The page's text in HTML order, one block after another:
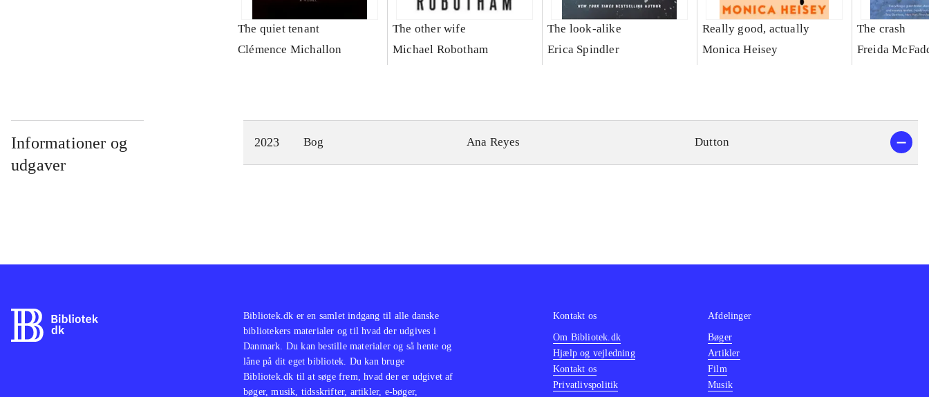
The quiet tenant
Clémence Michallon
The other wife
Michael Robotham
The look-alike
Erica Spindler
Really good, actually
Monica Heisey
The crash
Freida
Informationer og
udgaver
2023 Bog Ana Reyes Dutton
Bibliotek.dk er en samlet indgang til alle danske
bibliotekers materialer og til hvad der udgives i
Danmark. Du kan bestille materialer og så hente og
låne på dit eget bibliotek. Du kan bruge
Bibliotek.dk til at søge frem, hvad der er udgivet af
bøger, musik, tidsskrifter, artikler, e-bøger,
Kontakt os
Om Bibliotek.dk
Hjælp og vejledning
Kontakt os
Privatlivspolitik
Afdelinger
Bøger
Artikler
Film
Musik